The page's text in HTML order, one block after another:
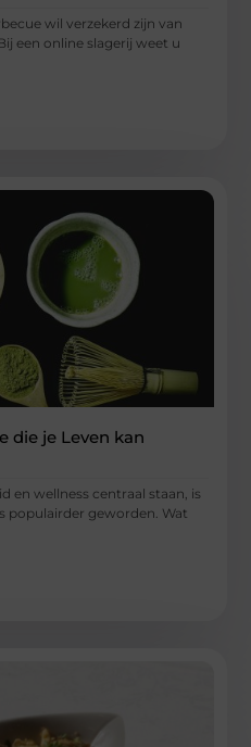
wil verzekerd zijn van
een online slagerij weet u
die je Leven kan
en wellness centraal staan, is
populairder geworden. Wat